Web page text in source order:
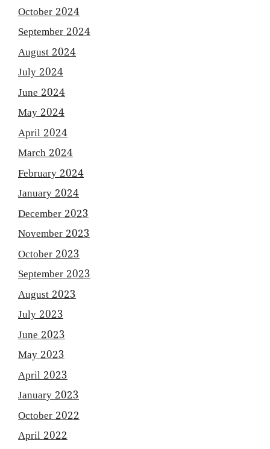
October 2024
September 2024
August 2024
July 2024
June 2024
May 2024
April 2024
March 2024
February 2024
January 2024
December 2023
November 2023
October 2023
September 2023
August 2023
July 2023
June 2023
May 2023
April 2023
January 2023
October 2022
April 2022